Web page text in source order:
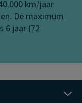
km/jaar
De maximum
6 jaar (72